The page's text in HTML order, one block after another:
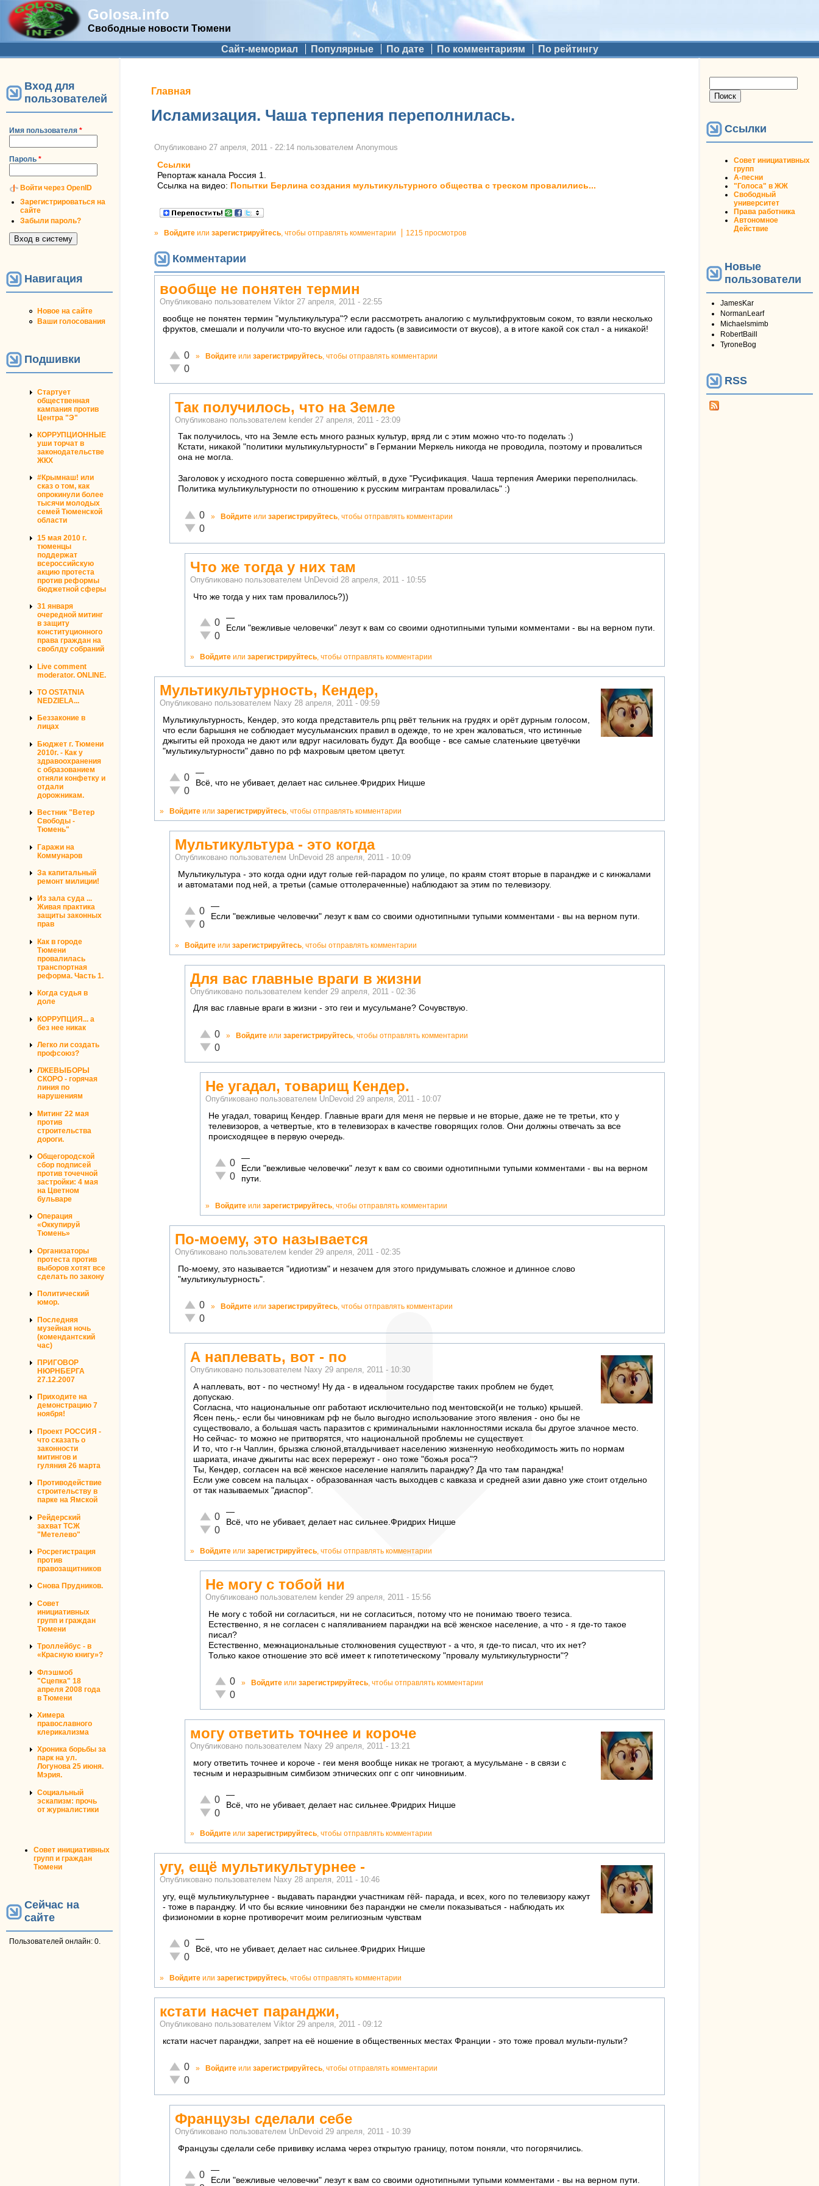
Golosa.info
Свободные новости Тюмени
Дополнительное меню Сайт-мемориал Популярные По дате По комментариям По рейтингу
Вход для
пользователей
Имя пользователя *
Пароль *
Войти через OpenID
Зарегистрироваться на
сайте
Забыли пароль?
Навигация
Новое на сайте
Ваши голосования
Подшивки
Стартует
общественная
кампания против
Центра "Э"
КОРРУПЦИОННЫЕ
уши торчат в
законодательстве
ЖКХ
#Крымнаш! или
сказ о том, как
опрокинули более
тысячи молодых
семей Тюменской
области
15 мая 2010 г.
тюменцы
поддержат
всероссийскую
акцию протеста
против реформы
бюджетной сферы
31 января
очередной митинг
в защиту
конституционного
права граждан на
своблду собраний
Live comment
moderator. ONLINE.
TO OSTATNIA
NEDZIELA...
Беззаконие в
лицах
Бюджет г. Тюмени
2010г. - Как у
здравоохранения
с образованием
отняли конфетку и
отдали
дорожникам.
Вестник "Ветер
Свободы -
Тюмень"
Гаражи на
Коммунаров
За капитальный
ремонт милиции!
Из зала суда ...
Живая практика
защиты законных
прав
Как в городе
Тюмени
провалилась
транспортная
реформа. Часть 1.
Когда судья в
доле
КОРРУПЦИЯ... а
без нее никак
Легко ли создать
профсоюз?
ЛЖЕВЫБОРЫ
СКОРО - горячая
линия по
нарушениям
Митинг 22 мая
против
строительства
дороги.
Общегородской
сбор подписей
против точечной
застройки: 4 мая
на Цветном
бульваре
Операция
«Оккупируй
Тюмень»
Организаторы
протеста против
выборов хотят все
сделать по закону
Политический
юмор.
Последняя
музейная ночь
(комендантский
час)
ПРИГОВОР
НЮРНБЕРГА
27.12.2007
Приходите на
демонстрацию 7
ноября!
Проект РОССИЯ -
что сказать о
законности
митингов и
гуляния 26 марта
Противодействие
строительству в
парке на Ямской
Рейдерский
захват ТСЖ
"Метелево"
Росрегистрация
против
правозащитников
Снова Прудников.
Совет
инициативных
групп и граждан
Тюмени
Троллейбус - в
«Красную книгу»?
Флэшмоб
"Сцепка" 18
апреля 2008 года
в Тюмени
Химера
православного
клерикализма
Хроника борьбы за
парк на ул.
Логунова 25 июня.
Мэрия.
Социальный
эскапизм: прочь
от журналистики
Совет инициативных
групп и граждан
Тюмени
Сейчас на
сайте
Пользователей онлайн: 0.
Вы здесь
Главная
Исламизация. Чаша терпения переполнилась.
Опубликовано 27 апреля, 2011 - 22:14 пользователем Anonymous
Ссылки
Репортаж канала Россия 1.
Ссылка на видео: Попытки Берлина создания мультикультурного общества с треском провалились...
» Войдите или зарегистрируйтесь , чтобы отправлять комментарии 1215 просмотров
Комментарии
вообще не понятен термин
Опубликовано пользователем Viktor 27 апреля, 2011 - 22:55
вообще не понятен термин "мультикультура"? если рассмотреть аналогию с мультифруктовым соком, то взяли несколько
фруктов, смешали и получили что-то вкусное или гадость (в зависимости от вкусов), а в итоге какой сок стал - а никакой!
Отлично!
0
Неадекватно!
0
» Войдите или зарегистрируйтесь, чтобы отправлять комментарии
Так получилось, что на Земле
Опубликовано пользователем kender 27 апреля, 2011 - 23:09
Так получилось, что на Земле есть много разных культур, вряд ли с этим можно что-то поделать :)
Кстати, никакой "политики мультикультурности" в Германии Меркель никогда не проводила, поэтому и провалиться
она не могла.
Заголовок у исходного поста совершенно жёлтый, в духе "Русификация. Чаша терпения Америки переполнилась.
Политика мультикультурности по отношению к русским мигрантам провалилась" :)
Отлично!
0
Неадекватно!
0
» Войдите или зарегистрируйтесь , чтобы отправлять комментарии
Что же тогда у них там
Опубликовано пользователем UnDevoid 28 апреля, 2011 - 10:55
Что же тогда у них там провалилось?))
Отлично!
0
Неадекватно!
0
—
Если "вежливые человечки" лезут к вам со своими однотипными тупыми комментами - вы на верном пути.
» Войдите или зарегистрируйтесь, чтобы отправлять комментарии
Мультикультурность, Кендер,
Опубликовано пользователем Naxy 28 апреля, 2011 - 09:59
Мультикультурность, Кендер, это когда представитель рпц рвёт тельник на грудях и орёт дурным голосом,
что если барышня не соблюдает мусульманских правил в одежде, то не хрен жаловаться, что истинные
джыгиты ей прохода не дают или вдруг насиловать будут. Да вообще - все самые слатенькие цветуёчки
"мультикультурности" давно по рф махровым цветом цветут.
Отлично!
0
Неадекватно!
0
—
Всё, что не убивает, делает нас сильнее.Фридрих Ницше
» Войдите или зарегистрируйтесь, чтобы отправлять комментарии
Мультикультура - это когда
Опубликовано пользователем UnDevoid 28 апреля, 2011 - 10:09
Мультикультура - это когда одни идут голые гей-парадом по улице, по краям стоят вторые в парандже и с кинжалами
и автоматами под ней, а третьи (самые оттолераченные) наблюдают за этим по телевизору.
Отлично!
0
Неадекватно!
0
—
Если "вежливые человечки" лезут к вам со своими однотипными тупыми комментами - вы на верном пути.
» Войдите или зарегистрируйтесь , чтобы отправлять комментарии
Для вас главные враги в жизни
Опубликовано пользователем kender 29 апреля, 2011 - 02:36
Для вас главные враги в жизни - это геи и мусульмане? Сочувствую.
Отлично!
0
Неадекватно!
0
» Войдите или зарегистрируйтесь, чтобы отправлять комментарии
Не угадал, товарищ Кендер.
Опубликовано пользователем UnDevoid 29 апреля, 2011 - 10:07
Не угадал, товарищ Кендер. Главные враги для меня не первые и не вторые, даже не те третьи, кто у
телевизоров, а четвертые, кто в телевизорах в качестве говорящих голов. Они должны отвечать за все
происходящее в первую очередь.
Отлично!
0
Неадекватно!
0
—
Если "вежливые человечки" лезут к вам со своими однотипными тупыми комментами - вы на верном
пути.
» Войдите или зарегистрируйтесь, чтобы отправлять комментарии
По-моему, это называется
Опубликовано пользователем kender 29 апреля, 2011 - 02:35
По-моему, это называется "идиотизм" и незачем для этого придумывать сложное и длинное слово
"мультикультурность".
Отлично!
0
Неадекватно!
0
» Войдите или зарегистрируйтесь, чтобы отправлять комментарии
А наплевать, вот - по
Опубликовано пользователем Naxy 29 апреля, 2011 - 10:30
А наплевать, вот - по честному! Ну да - в идеальном государстве таких проблем не будет,
допускаю.
Согласна, что национальные опг работают исключительно под ментовской(и не только) крышей.
Ясен пень,- если бы чиновникам рф не было выгодно использование этого явления - оно бы не
существовало, а большая часть паразитов с криминальными наклонностями искала бы другое злачное место.
Но сейчас- то можно не притворятся, что национальной проблемы не существует.
И то, что г-н Чаплин, брызжа слюной,вталдычивает населению жизненную необходимость жить по нормам
шариата, иначе джыгиты нас всех перережут - оно тоже "божья роса"?
Ты, Кендер, согласен на всё женское население напялить паранджу? Да что там паранджа!
Если уже совсем на пальцах - образованная часть выходцев с кавказа и средней азии давно уже стоит отдельно
от так называемых "диаспор".
Отлично!
0
Неадекватно!
0
—
Всё, что не убивает, делает нас сильнее.Фридрих Ницше
» Войдите или зарегистрируйтесь , чтобы отправлять комментарии
Не могу с тобой ни
Опубликовано пользователем kender 29 апреля, 2011 - 15:56
Не могу с тобой ни согласиться, ни не согласиться, потому что не понимаю твоего тезиса.
Естественно, я не согласен с напяливанием паранджи на всё женское население, а что - я где-то такое
писал?
Естественно, межнациональные столкновения существуют - а что, я где-то писал, что их нет?
Только какое отношение это всё имеет к гипотетическому "провалу мультикультурности"?
Отлично!
0
Неадекватно!
0
» Войдите или зарегистрируйтесь, чтобы отправлять комментарии
могу ответить точнее и короче
Опубликовано пользователем Naxy 29 апреля, 2011 - 13:21
могу ответить точнее и короче - геи меня вообще никак не трогают, а мусульмане - в связи с
тесным и неразрывным симбизом этнических опг с опг чиновниьим.
Отлично!
0
Неадекватно!
0
—
Всё, что не убивает, делает нас сильнее.Фридрих Ницше
» Войдите или зарегистрируйтесь, чтобы отправлять комментарии
угу, ещё мультикультурнее -
Опубликовано пользователем Naxy 28 апреля, 2011 - 10:46
угу, ещё мультикультурнее - выдавать паранджи участникам гёй- парада, и всех, кого по телевизору кажут
- тоже в паранджу. И что бы всякие чиновники без паранджи не смели показываться - наблюдать их
физиономии в корне противоречит моим религиозным чувствам
Отлично!
0
Неадекватно!
0
—
Всё, что не убивает, делает нас сильнее.Фридрих Ницше
» Войдите или зарегистрируйтесь , чтобы отправлять комментарии
кстати насчет паранджи,
Опубликовано пользователем Viktor 29 апреля, 2011 - 09:12
кстати насчет паранджи, запрет на её ношение в общественных местах Франции - это тоже провал мульти-пульти?
Отлично!
0
Неадекватно!
0
» Войдите или зарегистрируйтесь, чтобы отправлять комментарии
Французы сделали себе
Опубликовано пользователем UnDevoid 29 апреля, 2011 - 10:39
Французы сделали себе прививку ислама через открытую границу, потом поняли, что погорячились.
Отлично!
0
—
Если "вежливые человечки" лезут к вам со своими однотипными тупыми комментами - вы на верном пути.
Ссылки
Совет инициативных
групп
А-песни
"Голоса" в ЖЖ
Свободный
университет
Права работника
Автономное
Действие
Новые
пользователи
JamesKar
NormanLearf
Michaelsmimb
RobertBaill
TyroneBog
RSS